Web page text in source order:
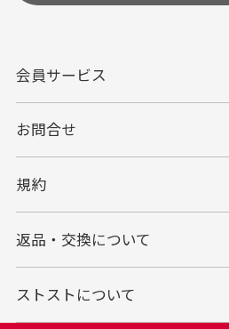
代金引換
代引手数料一律400円
す。
代金引換でのお支払い方法
す。
商品代金＋送料(全国一律
会員サービス
お問合せ
規約
返品・交換について
ストストについて